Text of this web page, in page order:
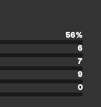
56%
6
7
9
0